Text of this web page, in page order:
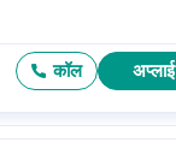
कॉल अप्लाई